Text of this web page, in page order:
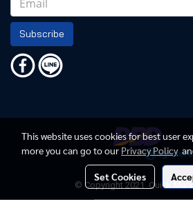
Subscribe
© Copyright 2021 Quick
This website uses cookies for best user
more you can go to our Privacy Policy
Set Cookies